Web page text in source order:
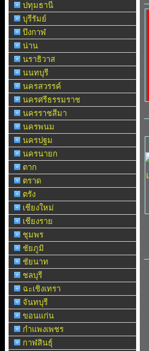
ปทุมธานี
บุรีรัมย์
บึงกาฬ
น่าน
นราธิวาส
นนทบุรี
นครสวรรค์
นครศรีธรรมราช
นครราชสีมา
นครพนม
นครปฐม
นครนายก
ตาก
ตราด
ตรัง
เชียงใหม่
เชียงราย
ชุมพร
ชัยภูมิ
ชัยนาท
ชลบุรี
ฉะเชิงเทรา
จันทบุรี
ขอนแก่น
กำแพงเพชร
กาฬสินธุ์